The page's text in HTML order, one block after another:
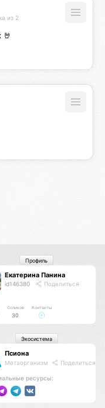
из 2
Екатерина Панина
id146380 Поделиться
Соликов
30
Контакты
Профиль
Псиона
Метаорганизм Поделиться
ресурсы:
Экосистема